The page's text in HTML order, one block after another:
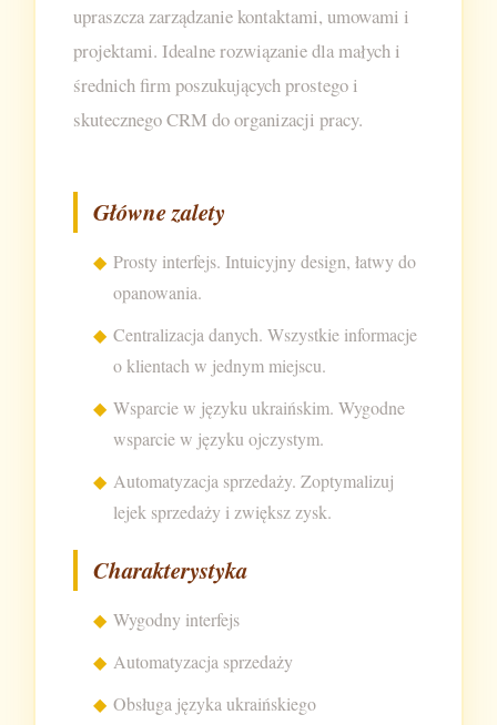
upraszcza zarządzanie kontaktami, umowami i
projektami. Idealne rozwiązanie dla małych i
średnich firm poszukujących prostego i
skutecznego CRM do organizacji pracy.
Główne zalety
Prosty interfejs. Intuicyjny design, łatwy do
opanowania.
Centralizacja danych. Wszystkie informacje
o klientach w jednym miejscu.
Wsparcie w języku ukraińskim. Wygodne
wsparcie w języku ojczystym.
Automatyzacja sprzedaży. Zoptymalizuj
lejek sprzedaży i zwiększ zysk.
Charakterystyka
Wygodny interfejs
Automatyzacja sprzedaży
Obsługa języka ukraińskiego